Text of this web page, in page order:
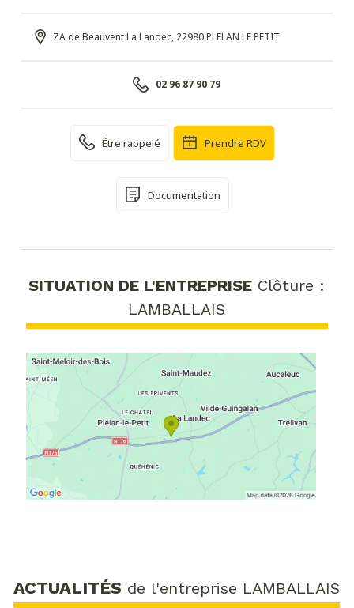
ZA de Beauvent La Landec, 22980 PLELAN LE PETIT
02 96 87 90 79
Être rappelé Prendre RDV
Documentation
SITUATION DE L'ENTREPRISE Clôture :
LAMBALLAIS
ACTUALITÉS de l'entreprise LAMBALLAIS